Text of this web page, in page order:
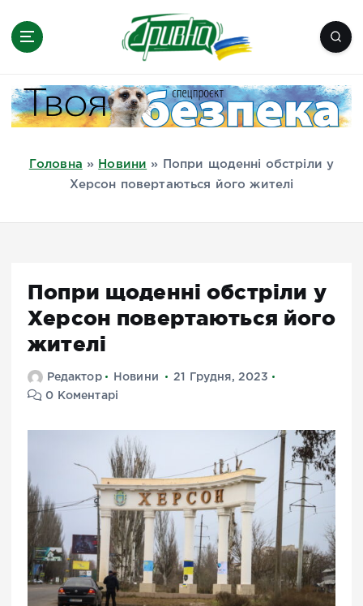
Миколаїв, Одеса, Мелітополь
Головна » Новини »
Попри щоденні обстріли у
Херсон повертаються його жителі
Попри щоденні обстріли у
Херсон повертаються його
жителі
Редактор Новини
21 Грудня, 2023
0 Коментарі